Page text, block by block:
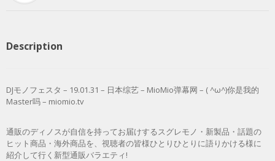
Description
DJモノフェスタ – 19.01.31 – 日本综艺 – MioMio弹幕网 – ( ^ω^)你是我的
Master吗 – miomio.tv
通販のディノスが自信を持ってお届けするスグレモノ・新製品・話題の
ヒット商品・海外商品を、視聴者の皆様ひとりひとりに語りかける様に
紹介して行く新型通販バラエティ!